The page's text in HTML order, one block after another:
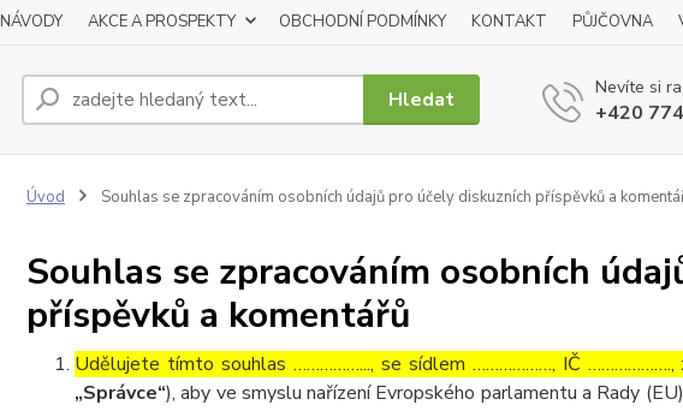
NÁVODY AKCE A PROSPEKTY OBCHODNÍ PODMÍNKY KONTAKT PŮJČOVNA
Hledat Nevíte si
+420
Úvod Souhlas se zpracováním osobních údajů pro účely diskuzních příspěvků a
Souhlas se zpracováním osobních
příspěvků a komentářů
Udělujete tímto souhlas ……………..., se sídlem ………………, IČ ……………….,
„Správce“), aby ve smyslu nařízení Evropského parlamentu a Rady